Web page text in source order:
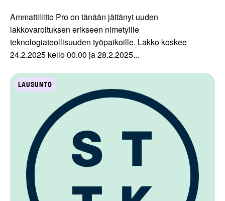
Ammattiliitto Pro on tänään jättänyt uuden
lakkovaroituksen erikseen nimetyille
teknologiateollisuuden työpaikoille. Lakko koskee
24.2.2025 kello 00.00 ja 28.2.2025...
LAUSUNTO